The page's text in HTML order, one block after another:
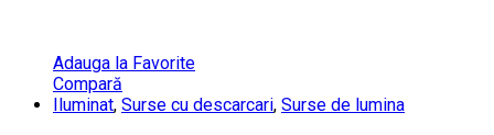
Adauga la Favorite
Compară
Iluminat, Surse cu descarcari, Surse de lumina